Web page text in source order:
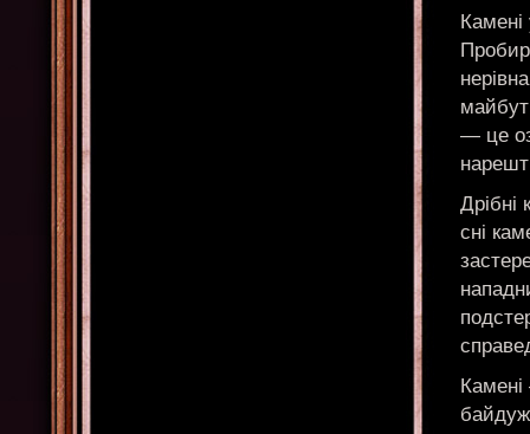
Камені
— це
Дрібні
сні